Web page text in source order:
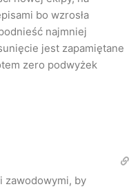
bo wzrosła
najmniej
jest zapamiętane
zero podwyżek
zawodowymi, by